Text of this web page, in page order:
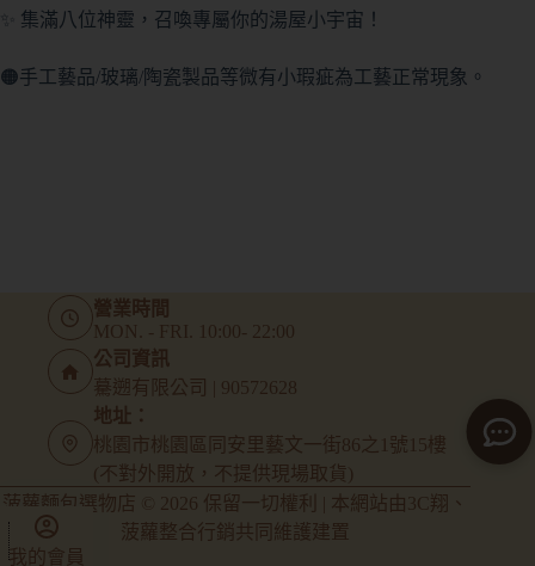
✨ 集滿八位神靈，召喚專屬你的湯屋小宇宙！
🟠手工藝品/玻璃/陶瓷製品等微有小瑕疵為工藝正常現象。
營業時間
MON. - FRI. 10:00- 22:00
公司資訊
驀遡有限公司 | 90572628
地址：
桃園市桃園區同安里藝文一街86之1號15樓
(不對外開放，不提供現場取貨)
菠蘿麵包選物店 © 2026 保留一切權利 | 本網站由 3C翔
、
菠蘿整合行銷 共同維護建置
我的會員